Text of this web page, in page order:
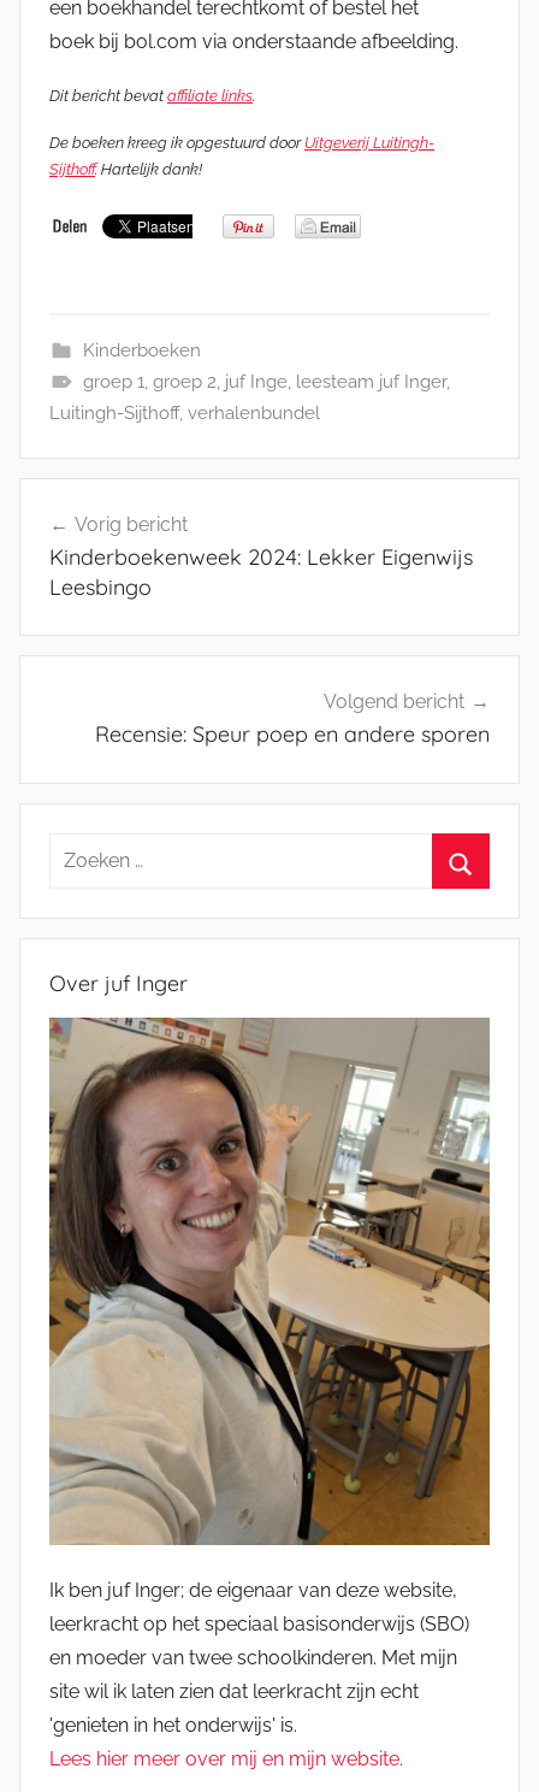
een boekhandel terechtkomt of bestel het
boek bij bol.com via onderstaande afbeelding.
Dit bericht bevat affiliate links.
De boeken kreeg ik opgestuurd door Uitgeverij Luitingh-
Sijthoff. Hartelijk dank!
Kinderboeken
groep 1, groep 2, juf Inge, leesteam juf Inger,
Luitingh-Sijthoff, verhalenbundel
navigatie
Vorig bericht
Kinderboekenweek 2024: Lekker Eigenwijs
Leesbingo
Volgend bericht
Recensie: Speur poep en andere sporen
Zoeken
Over juf Inger
Ik ben juf Inger; de eigenaar van deze website,
leerkracht op het speciaal basisonderwijs (SBO)
en moeder van twee schoolkinderen. Met mijn
site wil ik laten zien dat leerkracht zijn echt
'genieten in het onderwijs' is.
Lees hier meer over mij en mijn website.